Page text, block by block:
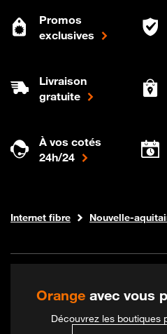
Promos
exclusives
Livraison
gratuite
À vos cotés
24h/24
Boutique Orange
Internet fibre Nouvelle-